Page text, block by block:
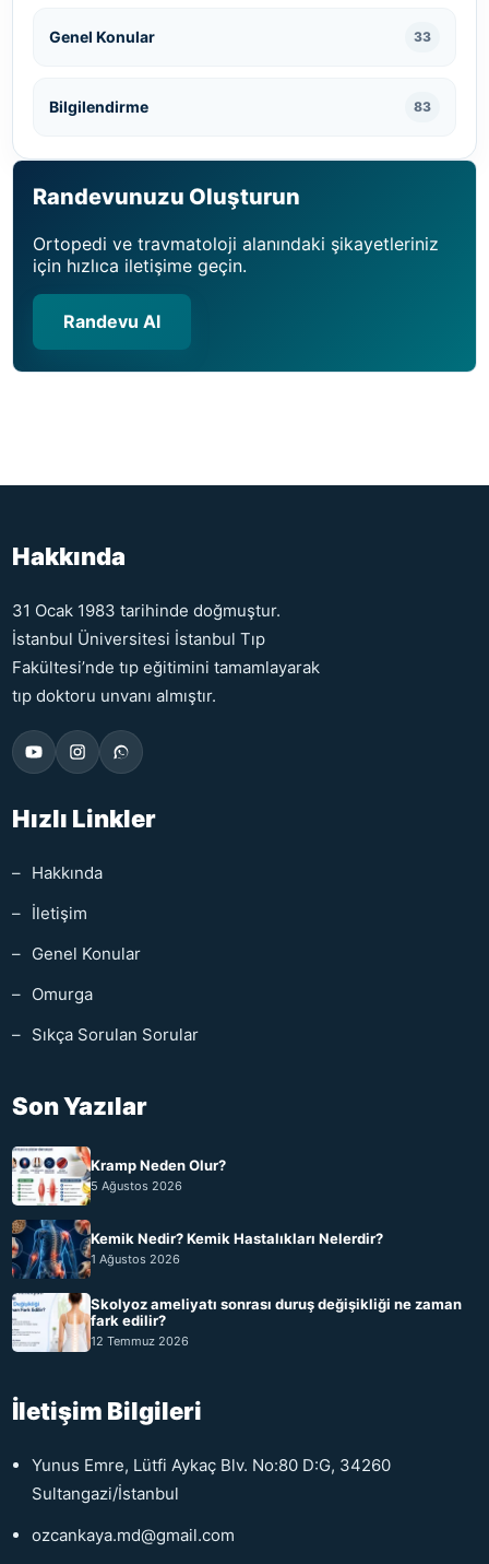
Genel Konular 33
Bilgilendirme 83
Randevunuzu Oluşturun
Ortopedi ve travmatoloji alanındaki şikayetleriniz
için hızlıca iletişime geçin.
Randevu Al
Hakkında
31 Ocak 1983 tarihinde doğmuştur.
İstanbul Üniversitesi İstanbul Tıp
Fakültesi’nde tıp eğitimini tamamlayarak
tıp doktoru unvanı almıştır.
Hızlı Linkler
Hakkında
İletişim
Genel Konular
Omurga
Sıkça Sorulan Sorular
Son Yazılar
Kramp Neden Olur?
5 Ağustos 2026
Kemik Nedir? Kemik Hastalıkları Nelerdir?
1 Ağustos 2026
Skolyoz ameliyatı sonrası duruş değişikliği ne zaman
fark edilir?
12 Temmuz 2026
İletişim Bilgileri
Yunus Emre, Lütfi Aykaç Blv. No:80 D:G, 34260
Sultangazi/İstanbul
ozcankaya.md@gmail.com